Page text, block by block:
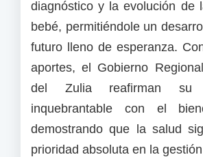
diagnóstico y la evolución de
bebé, permitiéndole un
futuro lleno de esperanza.
aportes, el Gobierno
del Zulia reafirman su
inquebrantable con el
demostrando que la salud
prioridad absoluta en la